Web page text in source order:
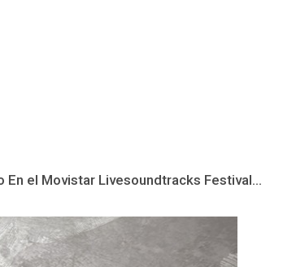
el Movistar Livesoundtracks Festival...